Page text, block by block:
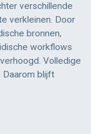
verschillende
verkleinen. Door
bronnen,
workflows
Volledige
Daarom blijft